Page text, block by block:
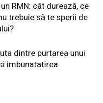
RMN: cât durează, ce
trebuie să te sperii de
dintre purtarea unui
imbunatatirea